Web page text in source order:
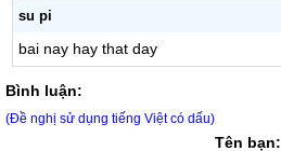
su pi
bai nay hay that day
Bình luận:
(Đề nghị sử dụng tiếng Việt có dấu)
Tên bạn: